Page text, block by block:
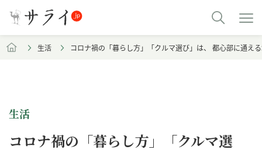
生活 コロナ禍の「暮らし方」「クルマ選び」は、 都心部に通え
生活
コロナ禍の「暮らし方」「クルマ選